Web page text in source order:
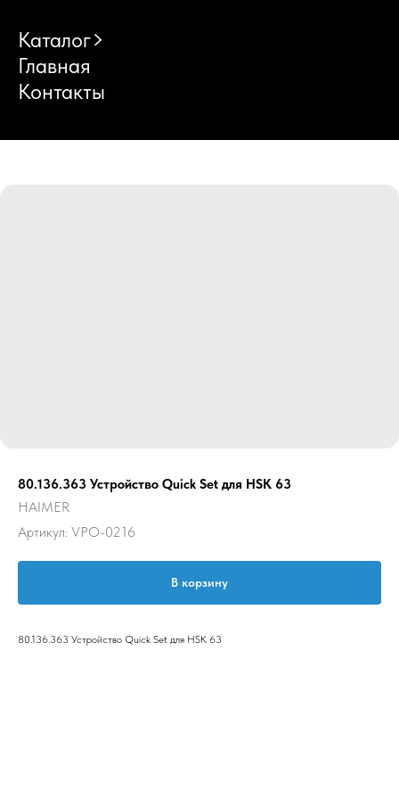
Каталог
Главная
Контакты
80.136.363 Устройство Quick Set для HSK 63
HAIMER
Артикул: VPO-0216
В корзину
80.136.363 Устройство Quick Set для HSK 63